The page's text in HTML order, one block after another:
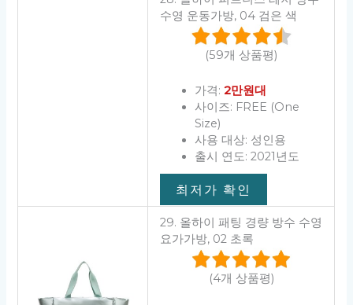
수영 운동가방, 04 검은 색
(59개 상품평)
가격: 2만원대
사이즈: FREE (One
Size)
사용 대상: 성인용
출시 연도: 2021년도
최저가 확인
29. 올하이 패팅 경량 방수 수영
요가가방, 02 초록
(4개 상품평)